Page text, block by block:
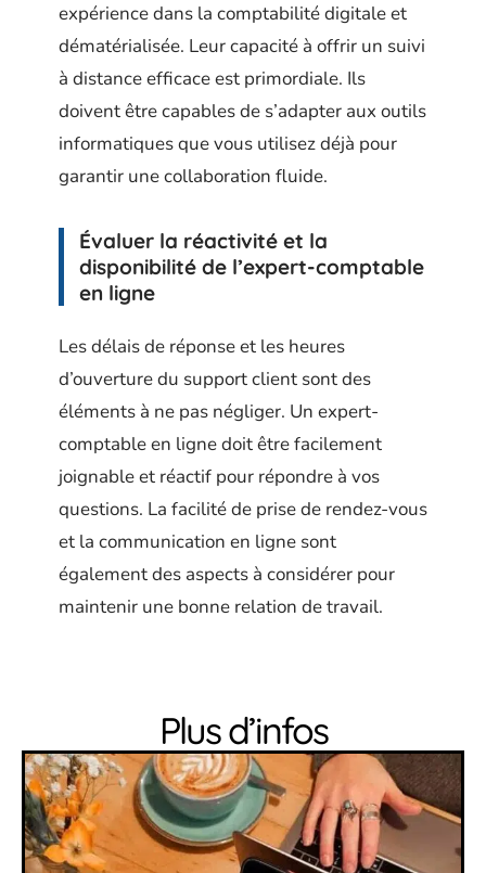
expérience dans la comptabilité digitale et
dématérialisée. Leur capacité à offrir un suivi
à distance efficace est primordiale. Ils
doivent être capables de s’adapter aux outils
informatiques que vous utilisez déjà pour
garantir une collaboration fluide.
Évaluer la réactivité et la
disponibilité de l’expert-comptable
en ligne
Les délais de réponse et les heures
d’ouverture du support client sont des
éléments à ne pas négliger. Un expert-
comptable en ligne doit être facilement
joignable et réactif pour répondre à vos
questions. La facilité de prise de rendez-vous
et la communication en ligne sont
également des aspects à considérer pour
maintenir une bonne relation de travail.
Plus d’infos